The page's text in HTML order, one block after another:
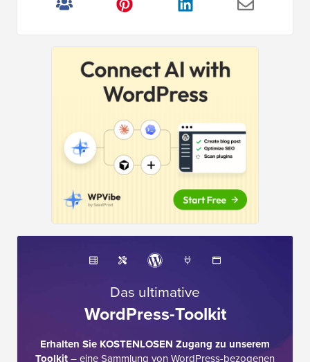
Das ultimative
WordPress-Toolkit
Erhalten Sie KOSTENLOSEN Zugang zu unserem
Toolkit– eine Sammlung von WordPress-bezogenen